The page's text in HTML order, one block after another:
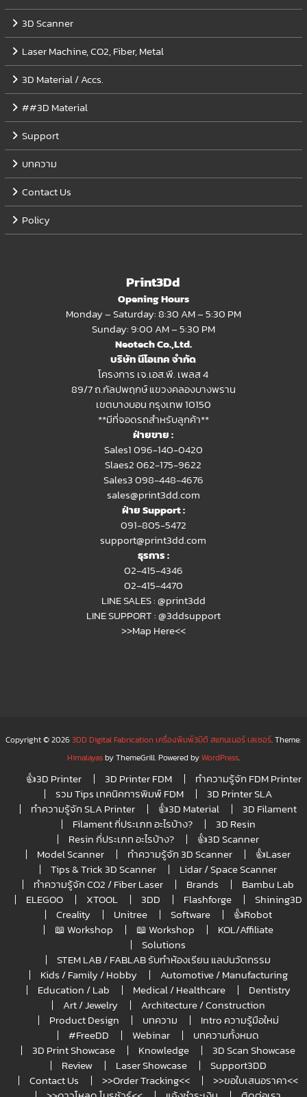
3D Scanner
Laser Machine, CO2, Fiber, Metal
3D Material / Accs.
##3D Material
Support
บทความ
Contact Us
Policy
Print3Dd
Opening Hours
Monday – Saturday: 8:30 AM – 5:30 PM
Sunday: 9:00 AM – 5:30 PM
Neotech Co.,Ltd.
บริษัท นีโอเทค จำกัด
โครงการ เจ.เอส.พี. เพลส 4
89/7 ถ.กัลปพฤกษ์ แขวงคลองบางพราน
เขตบางบอน กรุงเทพ 10150
**มีที่จอดรถสำหรับลูกค้า**
ฝ่ายขาย :
Sales1 096-140-0420
Slaes2062-175-9622
Sales3 098-448-4676
sales@print3dd.com
ฝ่าย Support :
091-805-5472
support@print3dd.com
ธุรการ :
02-415-4346
02-415-4470
LINE SALES :@print3dd
LINE SUPPORT :@3ddsupport
>>Map Here<<
Copyright © 20263DD Digital Fabrication เครื่องพิมพ์3มิติ สแกนเนอร์ เลเซอร์. Theme:
Himalayasby ThemeGrill. Powered byWordPress.
👍3D Printer 3D Printer FDM
ทำความรู้จัก FDM Printer
รวม Tips เทคนิคการพิมพ์ FDM
3D Printer SLA
ทำความรู้จัก SLA Printer
👍3D Material
3D Filament
Filament กี่ประเภท อะไรบ้าง?
3D Resin
Resin กี่ประเภท อะไรบ้าง?
👍3D Scanner
Model Scanner
ทำความรู้จัก 3D Scanner
👍Laser
Tips & Trick 3D Scanner
Lidar / Space Scanner
ทำความรู้จัก CO2 / Fiber Laser
Brands
Bambu Lab
ELEGOO
XTOOL 3DD Flashforge
Shining3D
Creality
Unitree Software
👍Robot
📖 Workshop
📖 Workshop
KOL/Affiliate
Solutions
STEM LAB / FABLAB รับทำห้องเรียน แลปนวัตกรรม
Kids / Family / Hobby
Automotive / Manufacturing
Education / Lab
Medical / Healthcare
Dentistry
Art / Jewelry
Architecture / Construction
Product Design
บทความ
Intro ความรู้มือใหม่
#FreeDD
Webinar
บทความทั้งหมด
3D Print Showcase
Knowledge
3D Scan Showcase
Review
Laser Showcase
Support3DD
Contact Us
>>Order Tracking<<
>>ขอใบเสนอราคา<<